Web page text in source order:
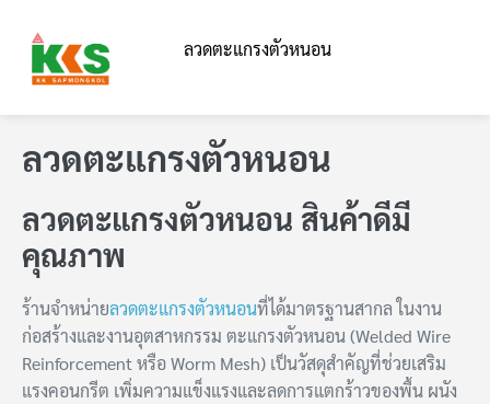
ลวดตะแกรงตัวหนอน
ลวดตะแกรงตัวหนอน
ลวดตะแกรงตัวหนอน สินค้าดีมี
คุณภาพ
ร้านจำหน่ายลวดตะแกรงตัวหนอนที่ได้มาตรฐานสากล ในงาน
ก่อสร้างและงานอุตสาหกรรม ตะแกรงตัวหนอน (Welded Wire
Reinforcement หรือ Worm Mesh) เป็นวัสดุสำคัญที่ช่วยเสริม
แรงคอนกรีต เพิ่มความแข็งแรงและลดการแตกร้าวของพื้น ผนัง